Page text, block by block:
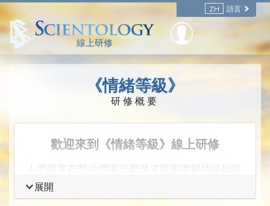
ZH 語言
線上研修
《情緒等級》
研修概要
歡迎來到《情緒等級》線上研修
人們經常在想他們要怎麼做才能更瞭解情緒如何
影響人們的
亂、非常生氣，卻不知道那個人會發生什麼事。
展開